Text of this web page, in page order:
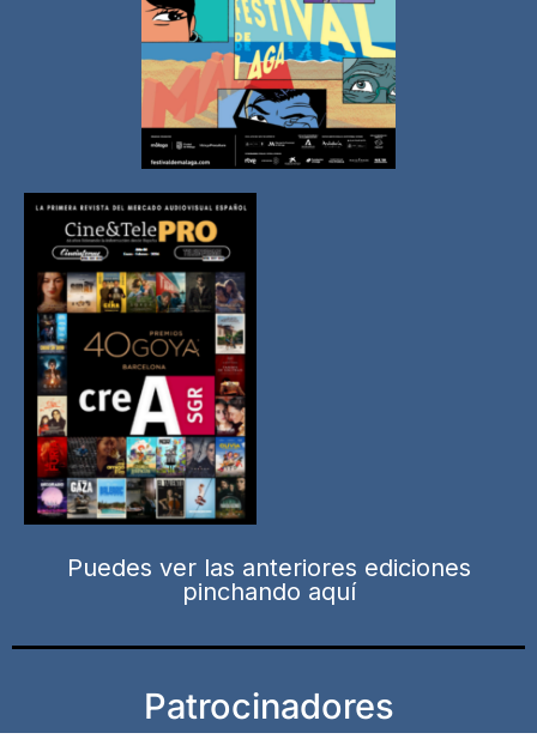
Puedes ver las anteriores ediciones
pinchando aquí
Patrocinadores